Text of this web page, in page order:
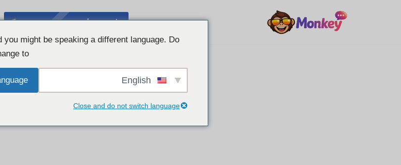
צ'אט מצלמת אינטרנט בחינם
you might be speaking a different language. Do
to:
Close and do not switch language